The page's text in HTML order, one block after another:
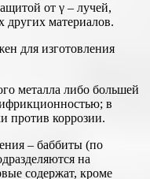
от γ – лучей,
других материалов.
для изготовления
металла либо большей
в
против коррозии.
– баббиты (по
на
содержат, кроме